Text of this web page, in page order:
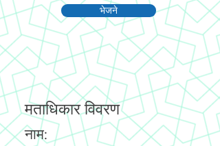
भेजने
मताधिकार विवरण
नाम: